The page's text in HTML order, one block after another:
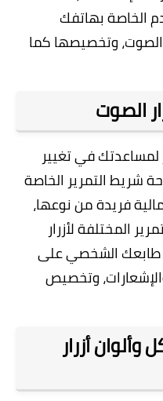
الخاصة بهاتفك
الصوت، وتخصيصها كما
الصوت
لمساعدتك في تغيير
شريط التمرير الخاصة
فريدة من نوعها،
المختلفة لأزرار
طابعك الشخصي على
وتخصيص
أزرار